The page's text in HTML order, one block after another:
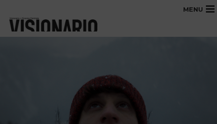
MENU